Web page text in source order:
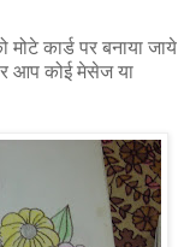
कार्ड पर बनाया जाये
आप कोई मेसेज या